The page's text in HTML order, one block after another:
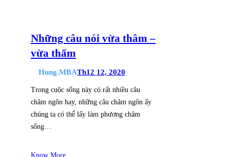
Những câu nói vừa thâm –
vừa thấm
Hung.MBATh12 12, 2020
Trong cuộc sống này có rất nhiều câu
châm ngôn hay, những câu châm ngôn ấy
chúng ta có thể lấy làm phương châm
sống…
Know More